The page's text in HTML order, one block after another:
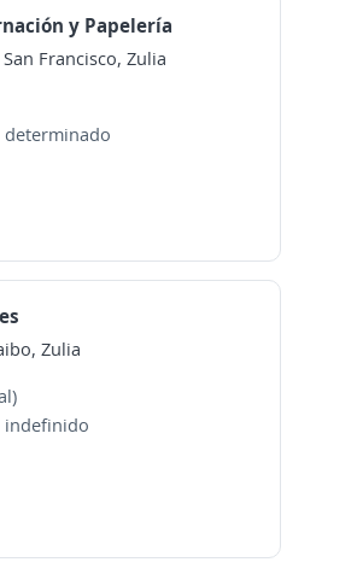
y Papelería
San Francisco, Zulia
Zulia
indefinido